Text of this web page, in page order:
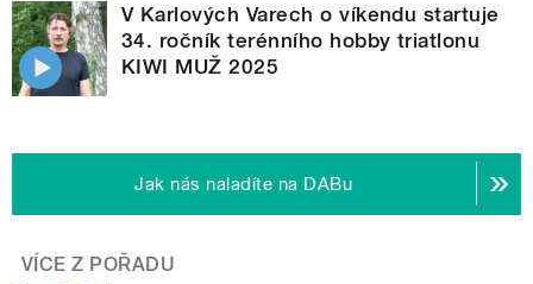
V Karlových Varech o víkendu startuje
34. ročník terénního hobby triatlonu
KIWI MUŽ 2025
Jak nás naladíte na DABu
VÍCE Z POŘADU